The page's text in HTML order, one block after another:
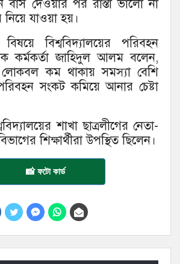
বাস দেওয়ার পর রাস্তা ভালো না
যাওয়া হয়।
বিশ্ববিদ্যালয়ের পরিবহন
কর্মকর্তা জাহিদুল আলম বলেন,
কম থাকায় সমস্যা বেশি
সংকট কমিয়ে আনার চেষ্টা
শাখা ছাত্রলীগের নেতা-
শিক্ষার্থীরা উপস্থিত ছিলেন।
📸 ফটো কার্ড